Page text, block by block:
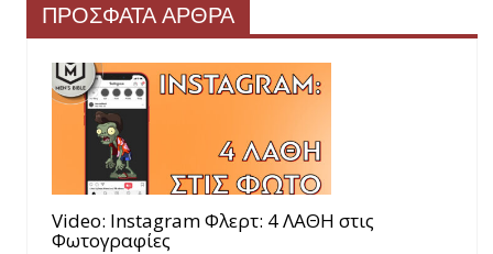
ΠΡΟΣΦΑΤΑ ΑΡΘΡΑ
Video: Instagram Φλερτ: 4 ΛΑΘΗ στις
Φωτογραφίες